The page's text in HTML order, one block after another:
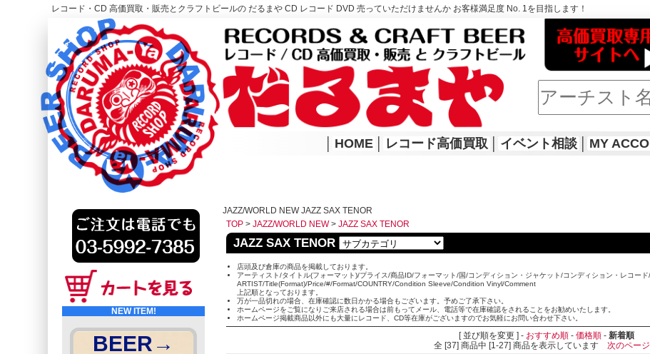
レコード・CD 高価買取・販売とクラフトビールの だるまや CD レコード DVD 売っていただけませんか お客様満足度 No. 1を目指します！
レコード高価買取はこちら
HOME
HOME レコード高価買取 イベント相談 MY
NEW ITEM!
BEER→
JAZZ/WORLD NEW JAZZ SAX TENOR
TOP > JAZZ/WORLD NEW> JAZZ SAX TENOR
JAZZ SAX TENOR
店頭及び倉庫の商品を掲載しております。
アーティスト/タイトル(フォーマット)/プライス/商品ID/フォーマット/国/コンディション・ジャケット/コンディション・レコード
ARTIST/Title(Format)/Price/#/Format/COUNTRY/Condition Sleeve/Condition Vinyl/Comment
上記順となっております。
万が一品切れの場合、在庫確認に数日かかる場合もございます。予めご了承下さい。
ホームページをご覧になりご来店される場合は前もってメール、電話等で在庫確認をされることをお勧めいたします。
ホームページ掲載商品以外にも大量にレコード、CD等在庫がございますのでお気軽にお問い合わせ下さい。
[ 並び順を変更 ] - おすすめ順- 価格順- 新着順
全 [37] 商品中 [1-27] 商品を表示しています 次のペー